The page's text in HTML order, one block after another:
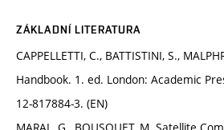
ZÁKLADNÍ LITERATURA
CAPPELLETTI, C., BATTISTINI, S.,
Handbook. 1. ed. London: Academic
12-817884-3. (EN)